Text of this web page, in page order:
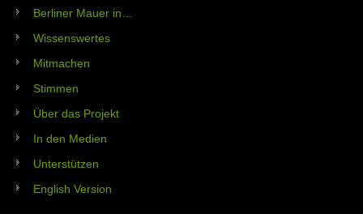
Berliner Mauer in…
Wissenswertes
Mitmachen
Stimmen
Über das Projekt
In den Medien
Unterstützen
English Version